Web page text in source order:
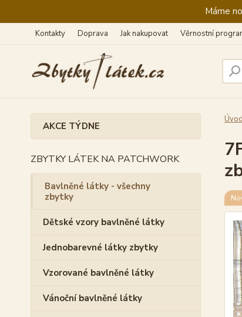
Máme
Kontakty Doprava Jak nakupovat Věrnostní
AKCE TÝDNE
ZBYTKY LÁTEK NA PATCHWORK
Bavlněné látky - všechny
zbytky
Dětské vzory bavlněné látky
Jednobarevné látky zbytky
Vzorované bavlněné látky
Vánoční bavlněné látky
Úvod